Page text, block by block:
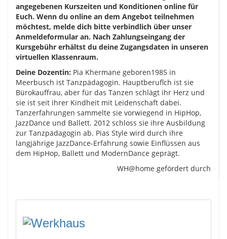
angegebenen Kurszeiten und Konditionen online für
Euch. Wenn du online an dem Angebot teilnehmen
möchtest, melde dich bitte verbindlich über unser
Anmeldeformular an. Nach Zahlungseingang der
Kursgebühr erhältst du deine Zugangsdaten in unseren
virtuellen Klassenraum.
Deine Dozentin: Pia Khermane geboren1985 in
Meerbusch ist Tanzpädagogin. Hauptberuflch ist sie
Bürokauffrau, aber für das Tanzen schlägt ihr Herz und
sie ist seit ihrer Kindheit mit Leidenschaft dabei.
Tanzerfahrungen sammelte sie vorwiegend in HipHop,
JazzDance und Ballett. 2012 schloss sie ihre Ausbildung
zur Tanzpädagogin ab. Pias Style wird durch ihre
langjährige JazzDance-Erfahrung sowie Einflüssen aus
dem HipHop, Ballett und ModernDance geprägt.
WH@home gefördert durch